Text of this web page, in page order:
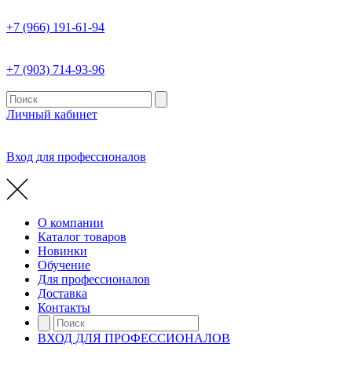
+7 (966) 191-61-94
+7 (903) 714-93-96
Личный кабинет
Вход для профессионалов
О компании
Каталог товаров
Новинки
Обучение
Для профессионалов
Доставка
Контакты
ВХОД ДЛЯ ПРОФЕССИОНАЛОВ